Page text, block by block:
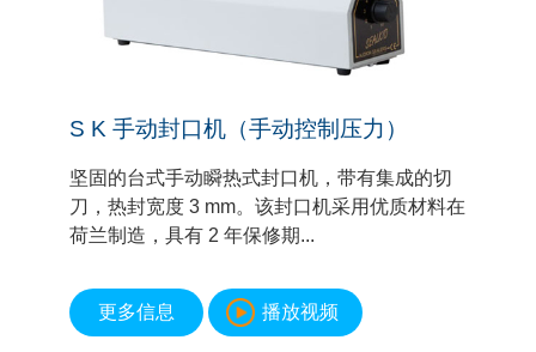
S K 手动封口机（手动控制压力）
坚固的台式手动瞬热式封口机，带有集成的切
刀，热封宽度 3 mm。该封口机采用优质材料在
荷兰制造，具有 2 年保修期...
更多信息 播放视频